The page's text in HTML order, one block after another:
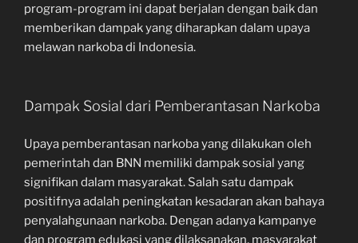
program-program ini dapat berjalan dengan baik dan
memberikan dampak yang diharapkan dalam upaya
melawan narkoba di Indonesia.
Dampak Sosial dari Pemberantasan Narkoba
Upaya pemberantasan narkoba yang dilakukan oleh
pemerintah dan BNN memiliki dampak sosial yang
signifikan dalam masyarakat. Salah satu dampak
positifnya adalah peningkatan kesadaran akan bahaya
penyalahgunaan narkoba. Dengan adanya kampanye
dan program edukasi yang dilaksanakan, masyarakat